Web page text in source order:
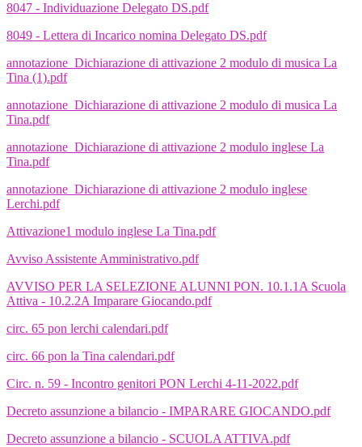
8047 - Individuazione Delegato DS.pdf
8049 - Lettera di Incarico nomina Delegato DS.pdf
annotazione_Dichiarazione di attivazione 2 modulo di musica La
Tina (1).pdf
annotazione_Dichiarazione di attivazione 2 modulo di musica La
Tina.pdf
annotazione_Dichiarazione di attivazione 2 modulo inglese La
Tina.pdf
annotazione_Dichiarazione di attivazione 2 modulo inglese
Lerchi.pdf
Attivazione1 modulo inglese La Tina.pdf
Avviso Assistente Amministrativo.pdf
AVVISO PER LA SELEZIONE ALUNNI PON. 10.1.1A Scuola
Attiva - 10.2.2A Imparare Giocando.pdf
circ. 65 pon lerchi calendari.pdf
circ. 66 pon la Tina calendari.pdf
Circ. n. 59 - Incontro genitori PON Lerchi 4-11-2022.pdf
Decreto assunzione a bilancio - IMPARARE GIOCANDO.pdf
Decreto assunzione a bilancio - SCUOLA ATTIVA.pdf